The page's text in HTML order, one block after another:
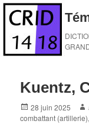
Skip
content
Kuentz,
Posted
on
28 juin 2025
combattant (artillerie),